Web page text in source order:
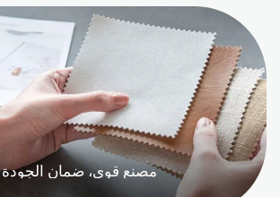
مصنع قوي، ضمان الجودة